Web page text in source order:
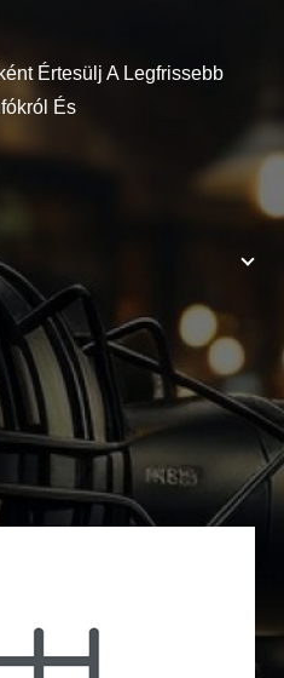
Értesülj A Legfrissebb
És